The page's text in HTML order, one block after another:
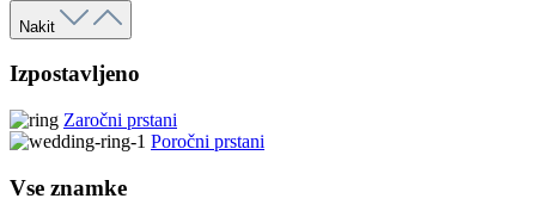
Nakit
Izpostavljeno
Zaročni prstani
Poročni prstani
Vse znamke